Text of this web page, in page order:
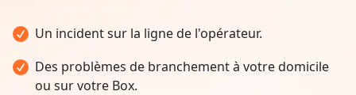
Un incident sur la ligne de l'opérateur.
Des problèmes de branchement à votre domicile
ou sur votre Box.